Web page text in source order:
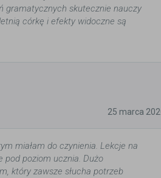
gramatycznych skutecznie nauczy
córkę i efekty widoczne są
25 marca
miałam do czynienia. Lekcje na
pod poziom ucznia. Dużo
który zawsze słucha potrzeb